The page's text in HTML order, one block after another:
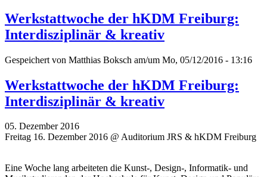
Werkstattwoche der hKDM Freiburg:
Interdisziplinär & kreativ
Gespeichert von Matthias Boksch am/um Mo, 05/12/2016 - 13:16
Werkstattwoche der hKDM Freiburg:
Interdisziplinär & kreativ
05. Dezember 2016
Freitag 16. Dezember 2016 @ Auditorium JRS & hKDM Freiburg
Eine Woche lang arbeiteten die Kunst-, Design-, Informatik- und